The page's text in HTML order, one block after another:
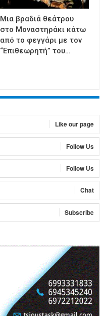
Μια βραδιά θεάτρου
στο Μοναστηράκι κάτω
από το φεγγάρι με τον
“Επιθεωρητή” του…
Like our page
Follow Us
Follow Us
Chat
Subscribe